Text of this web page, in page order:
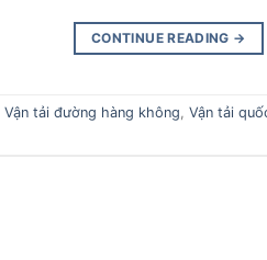
CONTINUE READING →
Vận tải đường hàng không, Vận tải